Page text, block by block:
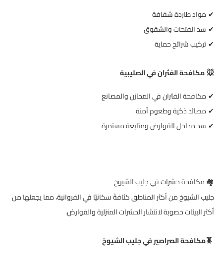
✔ مواد طاردة شفافة
✔ سد الفتحات والشقوق
✔ تركيب شرائح حماية
🐭 مكافحة الفئران في الصليبية
✔ مكافحة الفئران في المخازن والمصانع
✔ مصائد ذكية وطعوم آمنة
✔ سد مداخل القوارض ومتابعة مستمرة
🏘 مكافحة حشرات في جليب الشيوخ
جليب الشيوخ من أكثر المناطق كثافةً سكانيًا في الفروانية، مما يجعلها من
أكثر البيئات خصوبة لانتشار الحشرات المنزلية والقوارض.
🪳مكافحة الصراصير في جليب الشيوخ